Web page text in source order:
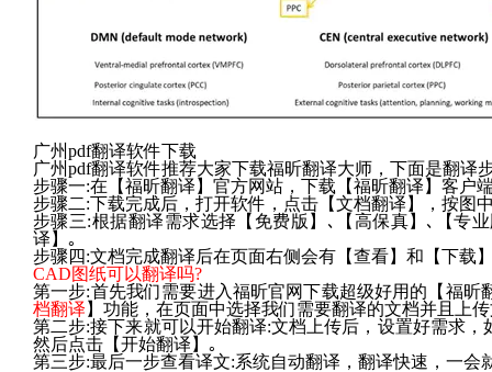
广州pdf翻译软件下载
广州pdf翻译软件推荐大家下载福昕翻译大师，下面是翻译
步骤一:在【福昕翻译】官方网站，下载【福昕翻译】客户
步骤二:下载完成后，打开软件，点击【文档翻译】，按图
步骤三:根据翻译需求选择【免费版】､【高保真】､【专
译】｡
步骤四:文档完成翻译后在页面右侧会有【查看】和【下载
CAD图纸可以翻译吗?
第一步:首先我们需要进入福昕官网下载超级好用的【福
档翻译 】功能，在页面中选择我们需要翻译的文档并且上
第二步:接下来就可以开始翻译:文档上传后，设置好需求，
然后点击【开始翻译】｡
第三步:最后一步查看译文:系统自动翻译，翻译快速，一会